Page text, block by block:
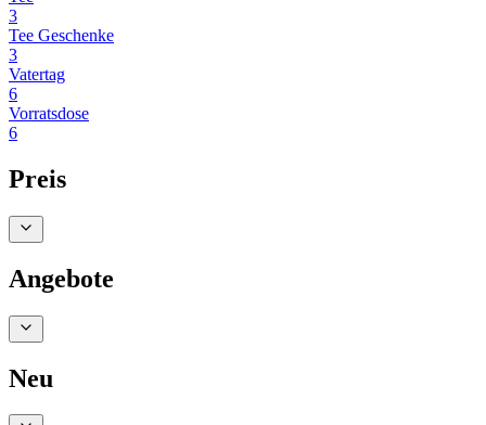
3
Tee Geschenke
3
Vatertag
6
Vorratsdose
6
Preis
Angebote
Neu